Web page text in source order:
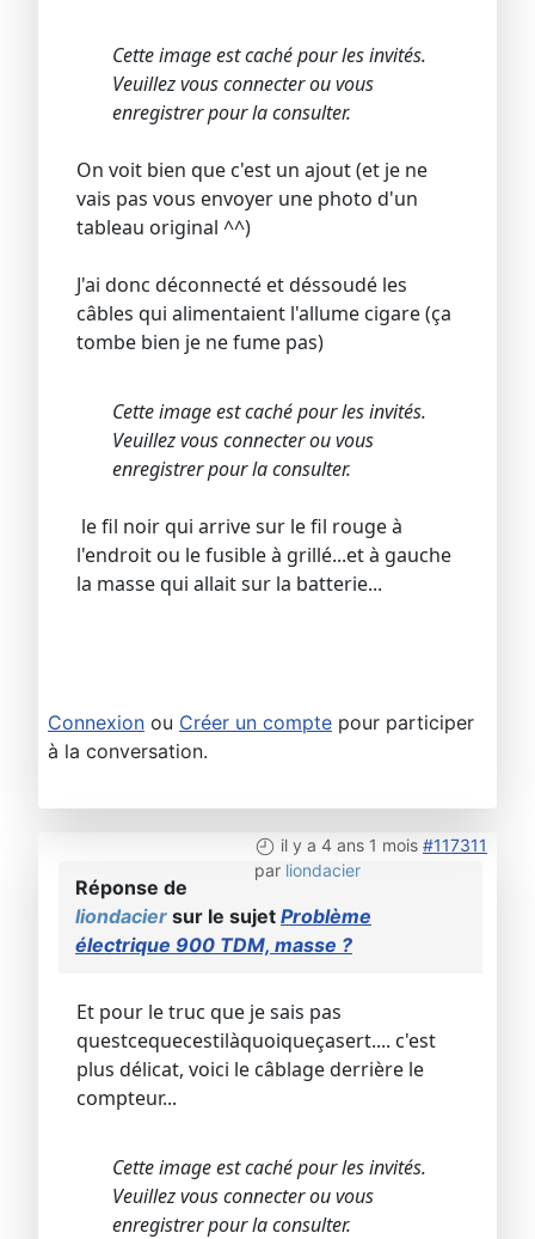
Cette image est caché pour les invités.
Veuillez vous connecter ou vous
enregistrer pour la consulter.
On voit bien que c'est un ajout (et je ne
vais pas vous envoyer une photo d'un
tableau original ^^)
J'ai donc déconnecté et déssoudé les
câbles qui alimentaient l'allume cigare (ça
tombe bien je ne fume pas)
Cette image est caché pour les invités.
Veuillez vous connecter ou vous
enregistrer pour la consulter.
le fil noir qui arrive sur le fil rouge à
l'endroit ou le fusible à grillé...et à gauche
la masse qui allait sur la batterie...
Connexion ou Créer un compte pour participer
à la conversation.
il y a 4 ans 1 mois #117311
par liondacier
Réponse de
liondacier sur le sujet Problème
électrique 900 TDM, masse ?
Et pour le truc que je sais pas
questcequecestilàquoiqueçasert.... c'est
plus délicat, voici le câblage derrière le
compteur...
Cette image est caché pour les invités.
Veuillez vous connecter ou vous
enregistrer pour la consulter.